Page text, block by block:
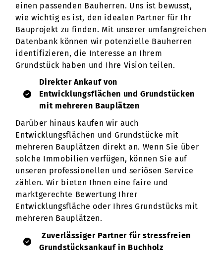
einen passenden Bauherren. Uns ist bewusst,
wie wichtig es ist, den idealen Partner für Ihr
Bauprojekt zu finden. Mit unserer umfangreichen
Datenbank können wir potenzielle Bauherren
identifizieren, die Interesse an Ihrem
Grundstück haben und Ihre Vision teilen.
Direkter Ankauf von
Entwicklungsflächen und Grundstücken
mit mehreren Bauplätzen
Darüber hinaus kaufen wir auch
Entwicklungsflächen und Grundstücke mit
mehreren Bauplätzen direkt an. Wenn Sie über
solche Immobilien verfügen, können Sie auf
unseren professionellen und seriösen Service
zählen. Wir bieten Ihnen eine faire und
marktgerechte Bewertung Ihrer
Entwicklungsfläche oder Ihres Grundstücks mit
mehreren Bauplätzen.
Zuverlässiger Partner für stressfreien
Grundstücksankauf in Buchholz